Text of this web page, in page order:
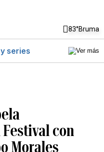
83°Bruma
series
con
Morales